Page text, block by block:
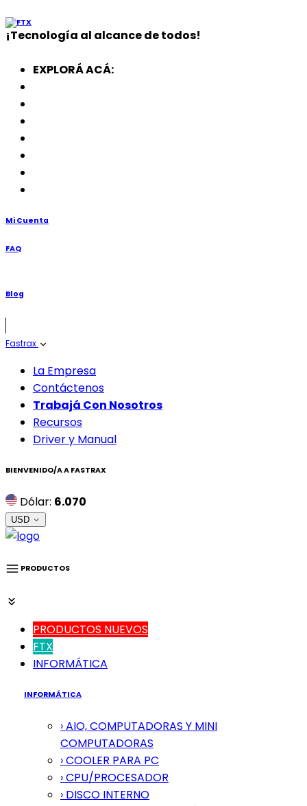
¡Tecnología al alcance de todos!
EXPLORÁ ACÁ:
Mi Cuenta
FAQ
Blog
Fastrax
La Empresa
Contáctenos
Trabajá Con Nosotros
Recursos
Driver y Manual
BIENVENIDO/A A FASTRAX
Dólar: 6.070
USD
PRODUCTOS
PRODUCTOS NUEVOS
FTX
INFORMÁTICA
INFORMÁTICA
› AIO, COMPUTADORAS Y MINI
COMPUTADORAS
› COOLER PARA PC
› CPU/PROCESADOR
› DISCO INTERNO